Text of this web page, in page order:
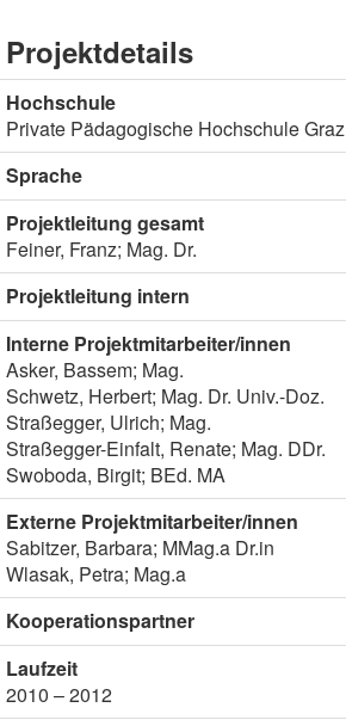
Projektdetails
Hochschule
Private Pädagogische Hochschule Graz
Sprache
Projektleitung gesamt
Feiner, Franz; Mag. Dr.
Projektleitung intern
Interne Projektmitarbeiter/innen
Asker, Bassem; Mag.
Schwetz, Herbert; Mag. Dr. Univ.-Doz.
Straßegger, Ulrich; Mag.
Straßegger-Einfalt, Renate; Mag. DDr.
Swoboda, Birgit; BEd. MA
Externe Projektmitarbeiter/innen
Sabitzer, Barbara; MMag.a Dr.in
Wlasak, Petra; Mag.a
Kooperationspartner
Laufzeit
2010 – 2012